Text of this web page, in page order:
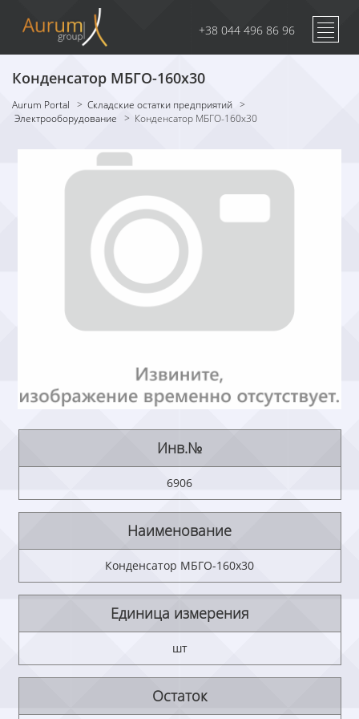
+38 044 496 86 96
Конденсатор МБГО-160х30
Aurum Portal > Складские остатки предприятий >
Электрооборудование > Конденсатор МБГО-160х30
Инв.№
6906
Наименование
Конденсатор МБГО-160х30
Единица измерения
шт
Остаток